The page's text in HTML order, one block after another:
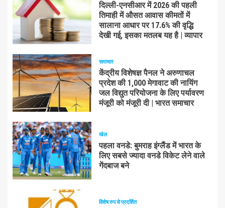
दिल्ली-एनसीआर में 2026 की पहली
तिमाही में औसत आवास कीमतों में
सालाना आधार पर 17.6% की वृद्धि
देखी गई, इसका मतलब यह है | व्यापार
समाचार
केंद्रीय विशेषज्ञ पैनल ने अरुणाचल
प्रदेश की 1,000 मेगावाट की नायिंग
जल विद्युत परियोजना के लिए पर्यावरण
मंजूरी को मंजूरी दी | भारत समाचार
खेल
पहला वनडे: बुमराह इंग्लैंड में भारत के
लिए सबसे ज्यादा वनडे विकेट लेने वाले
गेंदबाज बने
विशेष रुप से प्रदर्शित